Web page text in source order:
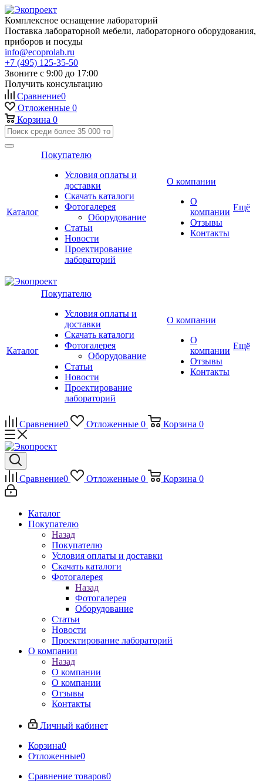
Комплексное оснащение лабораторий
Поставка лабораторной мебели, лабораторного оборудования,
приборов и посуды
info@ecoprolab.ru
+7 (495) 125-35-50
Звоните с 9:00 до 17:00
Получить консультацию
Сравнение0
Отложенные 0
Корзина 0
Каталог
Покупателю
Условия оплаты и
доставки
Скачать каталоги
Фотогалерея
Оборудование
Статьи
Новости
Проектирование
лабораторий
О компании
О
компании
Отзывы
Контакты
Ещё
Каталог
Покупателю
Условия оплаты и
доставки
Скачать каталоги
Фотогалерея
Оборудование
Статьи
Новости
Проектирование
лабораторий
О компании
О
компании
Отзывы
Контакты
Ещё
Сравнение0 Отложенные 0 Корзина 0
Сравнение0 Отложенные 0 Корзина 0
Каталог
Покупателю
Назад
Покупателю
Условия оплаты и доставки
Скачать каталоги
Фотогалерея
Назад
Фотогалерея
Оборудование
Статьи
Новости
Проектирование лабораторий
О компании
Назад
О компании
О компании
Отзывы
Контакты
Личный кабинет
Корзина0
Отложенные0
Сравнение товаров0